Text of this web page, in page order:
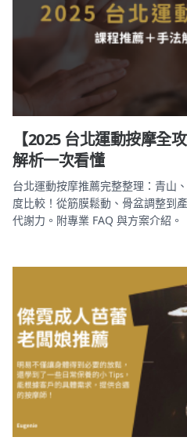
【2025 台北運動按摩全
解析一次看懂
台北運動按摩推薦完整整理：青山
度比較！從筋膜鬆動、骨盆調整到
代謝力。附專業 FAQ 與方案介紹。